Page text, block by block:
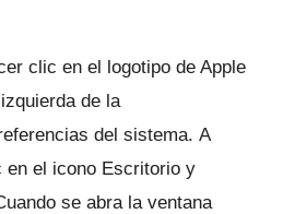
clic en el logotipo de Apple
de la
del sistema. A
en el icono Escritorio y
se abra la ventana